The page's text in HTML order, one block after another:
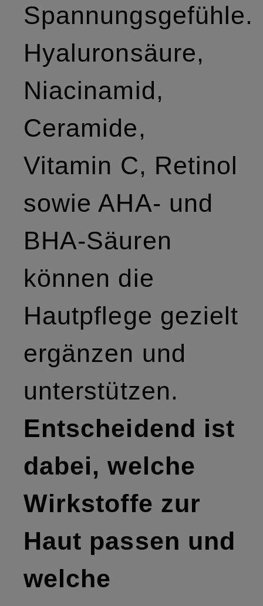
Spannungsgefühle.
Hyaluronsäure,
Niacinamid,
Ceramide,
Vitamin C, Retinol
sowie AHA- und
BHA-Säuren
können die
Hautpflege gezielt
ergänzen und
unterstützen.
Entscheidend ist
dabei, welche
Wirkstoffe zur
Haut passen und
welche